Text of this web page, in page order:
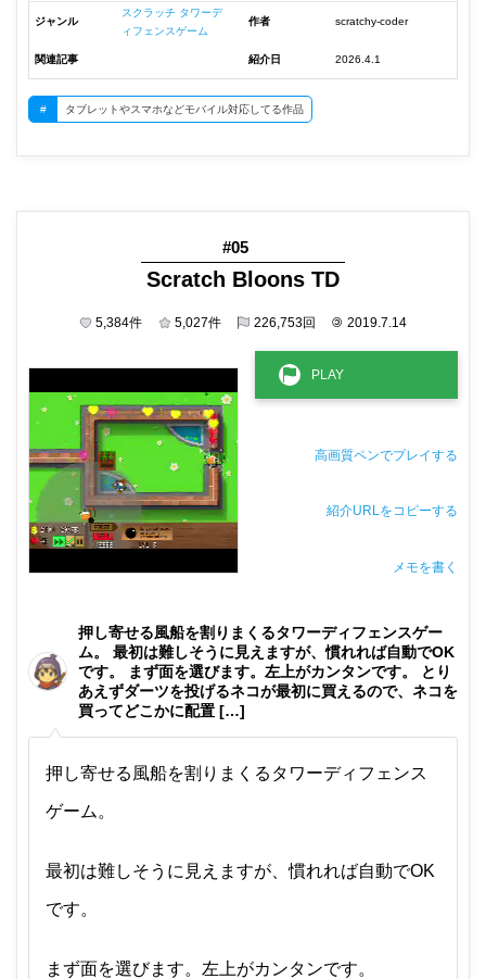
ジャンル
スクラッチ タワーデ
ィフェンスゲーム
作者 scratchy-coder
関連記事 紹介日 2026.4.1
# タブレットやスマホなどモバイル対応してる作品
#05
Scratch Bloons TD
5,384件 5,027件 226,753回 © 2019.7.14
高画質ペンでプレイする
紹介URLをコピーする
メモを書く
押し寄せる風船を割りまくるタワーディフェンスゲー
ム。 最初は難しそうに見えますが、慣れれば自動でOK
です。 まず面を選びます。左上がカンタンです。 とり
あえずダーツを投げるネコが最初に買えるので、ネコを
買ってどこかに配置 […]
押し寄せる風船を割りまくるタワーディフェンス
ゲーム。
最初は難しそうに見えますが、慣れれば自動でOK
です。
まず面を選びます。左上がカンタンです。